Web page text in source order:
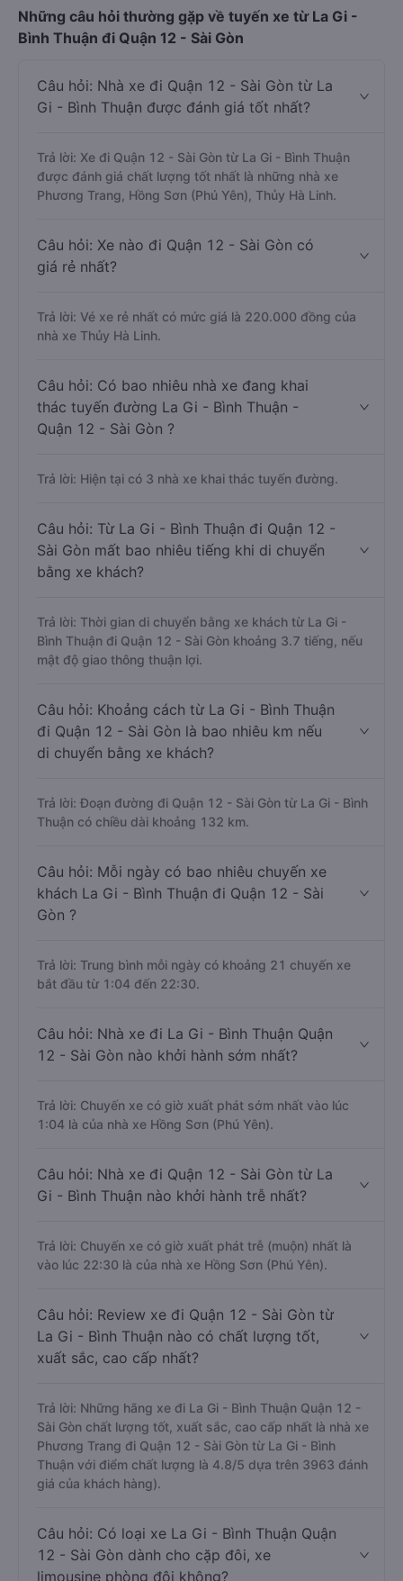
Những câu hỏi thường gặp về tuyến xe từ La Gi -
Bình Thuận đi Quận 12 - Sài Gòn
Câu hỏi: Nhà xe đi Quận 12 - Sài Gòn từ La
Gi - Bình Thuận được đánh giá tốt nhất?
Trả lời: Xe đi Quận 12 - Sài Gòn từ La Gi - Bình Thuận
được đánh giá chất lượng tốt nhất là những nhà xe
Phương Trang, Hồng Sơn (Phú Yên), Thủy Hà Linh.
Câu hỏi: Xe nào đi Quận 12 - Sài Gòn có
giá rẻ nhất?
Trả lời: Vé xe rẻ nhất có mức giá là 220.000 đồng của
nhà xe Thủy Hà Linh.
Câu hỏi: Có bao nhiêu nhà xe đang khai
thác tuyến đường La Gi - Bình Thuận -
Quận 12 - Sài Gòn ?
Trả lời: Hiện tại có 3 nhà xe khai thác tuyến đường.
Câu hỏi: Từ La Gi - Bình Thuận đi Quận 12 -
Sài Gòn mất bao nhiêu tiếng khi di chuyển
bằng xe khách?
Trả lời: Thời gian di chuyển bằng xe khách từ La Gi -
Bình Thuận đi Quận 12 - Sài Gòn khoảng 3.7 tiếng, nếu
mật độ giao thông thuận lợi.
Câu hỏi: Khoảng cách từ La Gi - Bình Thuận
đi Quận 12 - Sài Gòn là bao nhiêu km nếu
di chuyển bằng xe khách?
Trả lời: Đoạn đường đi Quận 12 - Sài Gòn từ La Gi - Bình
Thuận có chiều dài khoảng 132 km.
Câu hỏi: Mỗi ngày có bao nhiêu chuyến xe
khách La Gi - Bình Thuận đi Quận 12 - Sài
Gòn ?
Trả lời: Trung bình mỗi ngày có khoảng 21 chuyến xe
bắt đầu từ 1:04 đến 22:30.
Câu hỏi: Nhà xe đi La Gi - Bình Thuận Quận
12 - Sài Gòn nào khởi hành sớm nhất?
Trả lời: Chuyến xe có giờ xuất phát sớm nhất vào lúc
1:04 là của nhà xe Hồng Sơn (Phú Yên).
Câu hỏi: Nhà xe đi Quận 12 - Sài Gòn từ La
Gi - Bình Thuận nào khởi hành trễ nhất?
Trả lời: Chuyến xe có giờ xuất phát trễ (muộn) nhất là
vào lúc 22:30 là của nhà xe Hồng Sơn (Phú Yên).
Câu hỏi: Review xe đi Quận 12 - Sài Gòn từ
La Gi - Bình Thuận nào có chất lượng tốt,
xuất sắc, cao cấp nhất?
Trả lời: Những hãng xe đi La Gi - Bình Thuận Quận 12 -
Sài Gòn chất lượng tốt, xuất sắc, cao cấp nhất là nhà xe
Phương Trang đi Quận 12 - Sài Gòn từ La Gi - Bình
Thuận với điểm chất lượng là 4.8/5 dựa trên 3963 đánh
giá của khách hàng).
Câu hỏi: Có loại xe La Gi - Bình Thuận Quận
12 - Sài Gòn dành cho cặp đôi, xe
limousine phòng đôi không?